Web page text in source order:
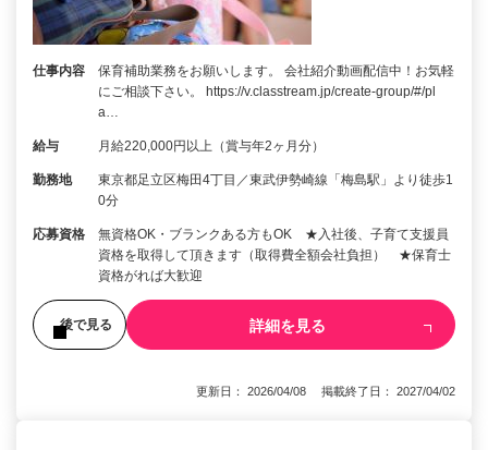
仕事内容
保育補助業務をお願いします。 会社紹介動画配信中！お気軽
にご相談下さい。 https://v.classtream.jp/create-group/#/pl
a…
給与 月給220,000円以上（賞与年2ヶ月分）
勤務地
東京都足立区梅田4丁目／東武伊勢崎線「梅島駅」より徒歩1
0分
応募資格
無資格OK・ブランクある方もOK ★入社後、子育て支援員
資格を取得して頂きます（取得費全額会社負担） ★保育士
資格がれば大歓迎
後で見る 詳細を見る
更新日： 2026/04/08 掲載終了日： 2027/04/02